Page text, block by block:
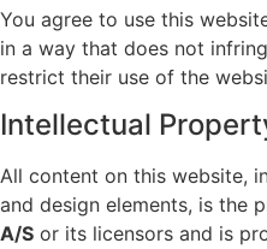
You agree to use this
in a way that does not
restrict their use of the
Intellectual
All content on this website,
and design elements, is the
A/S or its licensors and is